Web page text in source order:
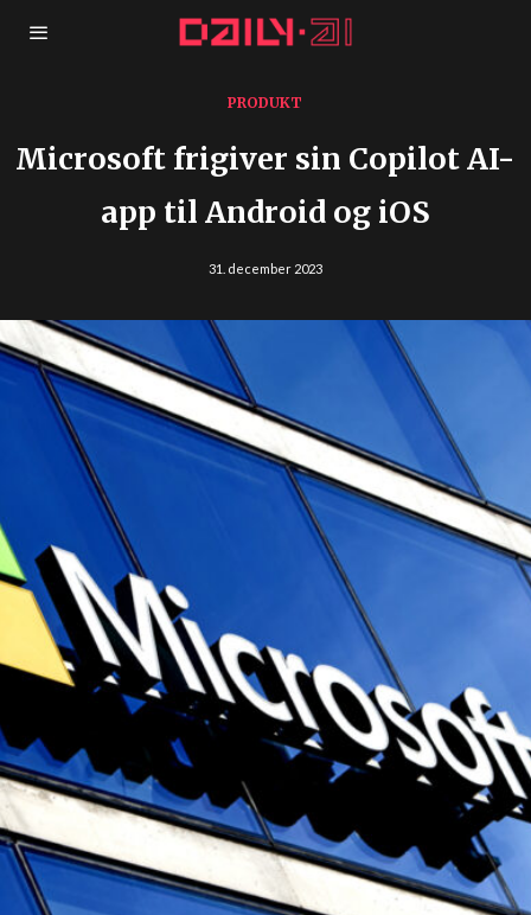
PRODUKT
Microsoft frigiver sin Copilot AI-
app til Android og iOS
31. december 2023